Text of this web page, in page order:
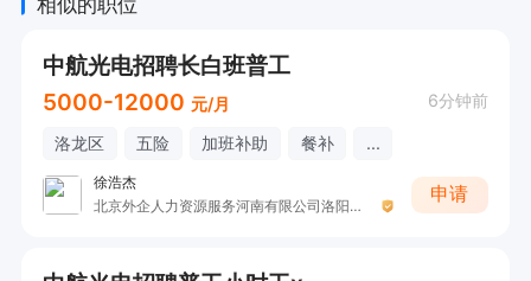
中航光电招聘长白班普工
5000-12000 元/月 6分钟前
洛龙区 五险 加班补助 餐补 ...
徐浩杰
北京外企人力资源服务河南有限公司洛阳分公司
申请